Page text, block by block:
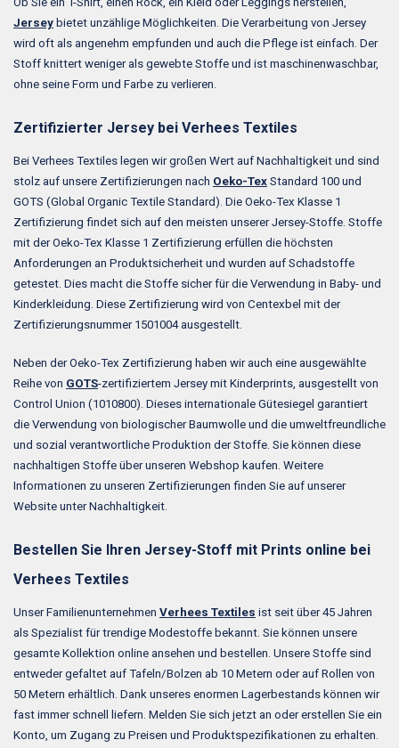
Jersey bietet unzählige Möglichkeiten. Die Verarbeitung von Jersey
wird oft als angenehm empfunden und auch die Pflege ist einfach. Der
Stoff knittert weniger als gewebte Stoffe und ist maschinenwaschbar,
ohne seine Form und Farbe zu verlieren.
Zertifizierter Jersey bei Verhees Textiles
Bei Verhees Textiles legen wir großen Wert auf Nachhaltigkeit und sind
stolz auf unsere Zertifizierungen nach Oeko-Tex Standard 100 und
GOTS (Global Organic Textile Standard). Die Oeko-Tex Klasse 1
Zertifizierung findet sich auf den meisten unserer Jersey-Stoffe. Stoffe
mit der Oeko-Tex Klasse 1 Zertifizierung erfüllen die höchsten
Anforderungen an Produktsicherheit und wurden auf Schadstoffe
getestet. Dies macht die Stoffe sicher für die Verwendung in Baby- und
Kinderkleidung. Diese Zertifizierung wird von Centexbel mit der
Zertifizierungsnummer 1501004 ausgestellt.
Neben der Oeko-Tex Zertifizierung haben wir auch eine ausgewählte
Reihe von GOTS-zertifiziertem Jersey mit Kinderprints, ausgestellt von
Control Union (1010800). Dieses internationale Gütesiegel garantiert
die Verwendung von biologischer Baumwolle und die umweltfreundliche
und sozial verantwortliche Produktion der Stoffe. Sie können diese
nachhaltigen Stoffe über unseren Webshop kaufen. Weitere
Informationen zu unseren Zertifizierungen finden Sie auf unserer
Website unter Nachhaltigkeit.
Bestellen Sie Ihren Jersey-Stoff mit Prints online bei
Verhees Textiles
Unser Familienunternehmen Verhees Textiles ist seit über 45 Jahren
als Spezialist für trendige Modestoffe bekannt. Sie können unsere
gesamte Kollektion online ansehen und bestellen. Unsere Stoffe sind
entweder gefaltet auf Tafeln/Bolzen ab 10 Metern oder auf Rollen von
50 Metern erhältlich. Dank unseres enormen Lagerbestands können wir
fast immer schnell liefern. Melden Sie sich jetzt an oder erstellen Sie ein
Konto, um Zugang zu Preisen und Produktspezifikationen zu erhalten.